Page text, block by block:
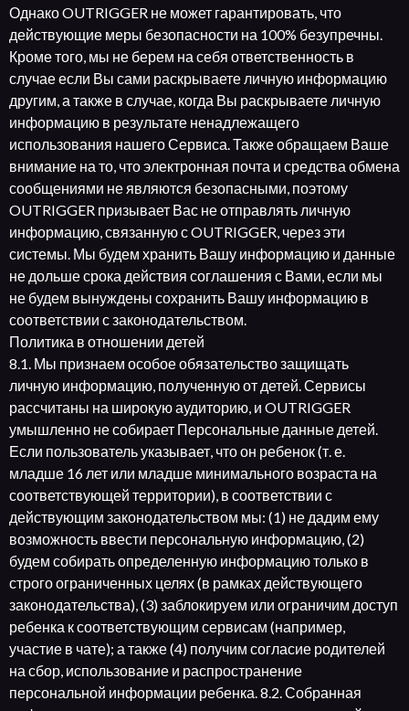
Однако OUTRIGGER не может гарантировать, что
действующие меры безопасности на 100% безупречны.
Кроме того, мы не берем на себя ответственность в
случае если Вы сами раскрываете личную информацию
другим, а также в случае, когда Вы раскрываете личную
информацию в результате ненадлежащего
использования нашего Сервиса. Также обращаем Ваше
внимание на то, что электронная почта и средства обмена
сообщениями не являются безопасными, поэтому
OUTRIGGER призывает Вас не отправлять личную
информацию, связанную с OUTRIGGER, через эти
системы. Мы будем хранить Вашу информацию и данные
не дольше срока действия соглашения с Вами, если мы
не будем вынуждены сохранить Вашу информацию в
соответствии с законодательством.
Политика в отношении детей
8.1. Мы признаем особое обязательство защищать
личную информацию, полученную от детей. Сервисы
рассчитаны на широкую аудиторию, и OUTRIGGER
умышленно не собирает Персональные данные детей.
Если пользователь указывает, что он ребенок (т. е.
младше 16 лет или младше минимального возраста на
соответствующей территории), в соответствии с
действующим законодательством мы: (1) не дадим ему
возможность ввести персональную информацию, (2)
будем собирать определенную информацию только в
строго ограниченных целях (в рамках действующего
законодательства), (3) заблокируем или ограничим доступ
ребенка к соответствующим сервисам (например,
участие в чате); а также (4) получим согласие родителей
на сбор, использование и распространение
персональной информации ребенка. 8.2. Собранная